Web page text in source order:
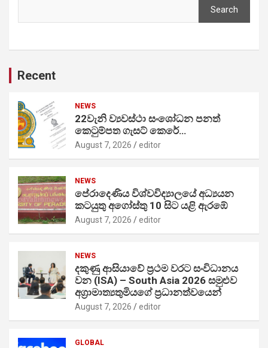
Search
Recent
NEWS
22වැනි ව්‍යවස්ථා සංශෝධන පනත්
කෙටුම්පත ගැසට් කෙරේ…
August 7, 2026 editor
NEWS
පේරාදෙණිය විශ්වවිද්‍යාලයේ අධ්‍යයන
කටයුතු අගෝස්තු 10 සිට යළි ඇරඹේ
August 7, 2026 editor
NEWS
දකුණු ආසියාවේ ප්‍රථම වරට සංවිධානය
වන (ISA) – South Asia 2026 සමුළුව
අග්‍රාමාත්‍යතුමියගේ ප්‍රධානත්වයෙන්
August 7, 2026 editor
GLOBAL